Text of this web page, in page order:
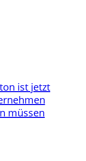
ist jetzt
müssen